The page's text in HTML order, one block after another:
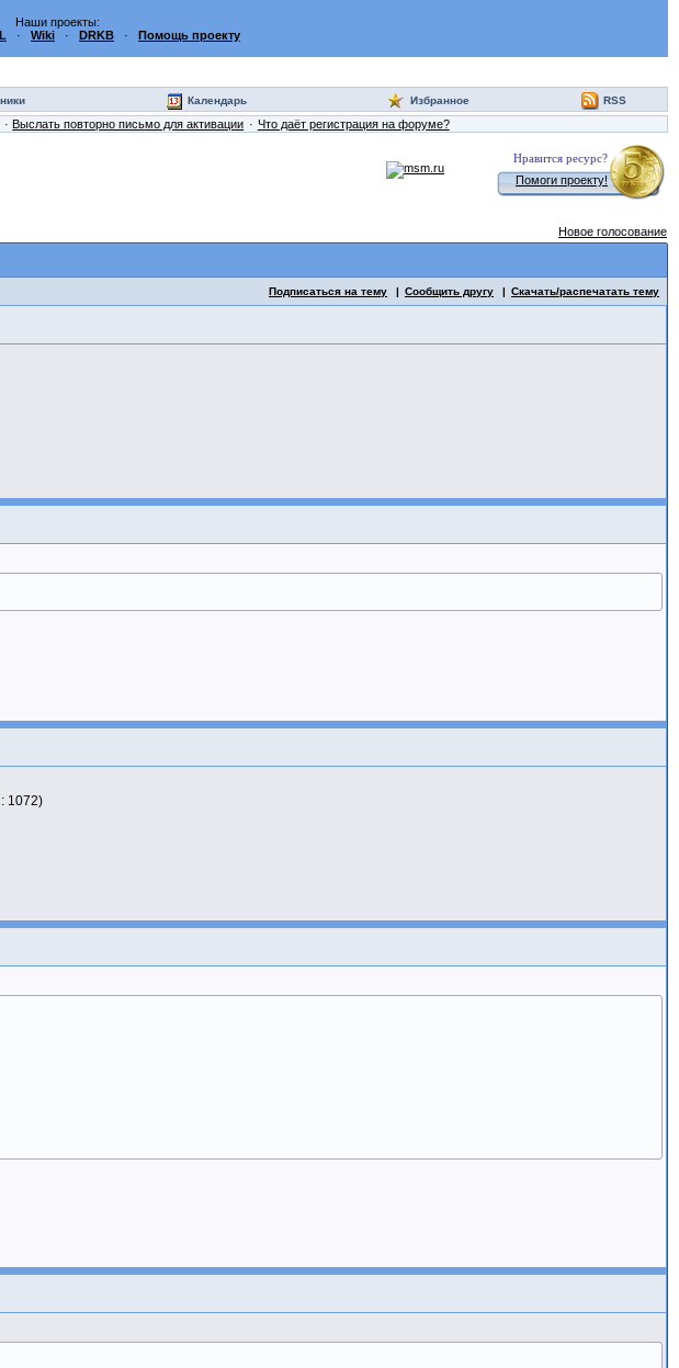
Наши проекты:
· Wiki · DRKB · Помощь проекту
Календарь Избранное RSS
Выслать повторно письмо для активации Что даёт регистрация на форуме?
Нравится ресурс?
Помоги проекту!
Новое голосование
Подписаться на тему Сообщить другу Скачать/распечатать тему
1072)